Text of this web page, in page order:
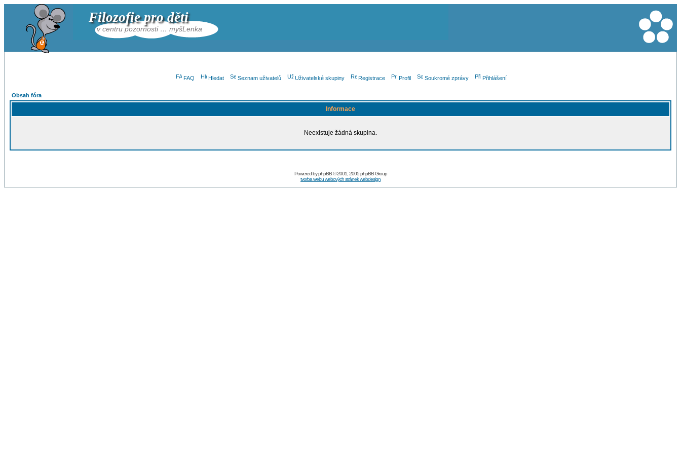
Filozofie pro děti
v centru pozornosti … myšLenka
FAQ Hledat Seznam uživatelů Uživatelské skupiny Registrace Profil Soukromé zprávy Přihlášení
Obsah fóra
Informace
Neexistuje žádná skupina.
Powered byphpBB© 2001, 2005 phpBB Group
tvorba webu webových stránek webdesign